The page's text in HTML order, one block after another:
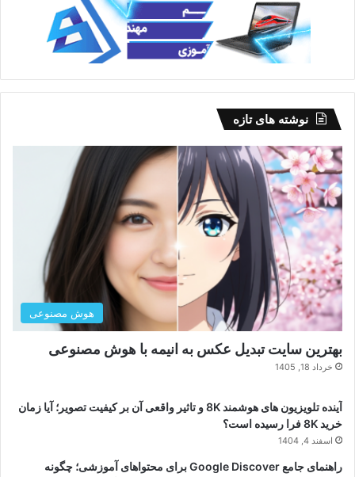
نوشته های تازه
هوش مصنوعی
بهترین سایت تبدیل عکس به انیمه با هوش مصنوعی
خرداد 18, 1405
آینده تلویزیون های هوشمند 8K و تاثیر واقعی آن بر کیفیت تصویر؛ آیا زمان
خرید 8K فرا رسیده است؟
اسفند 4, 1404
راهنمای جامع Google Discover برای محتواهای آموزشی؛ چگونه